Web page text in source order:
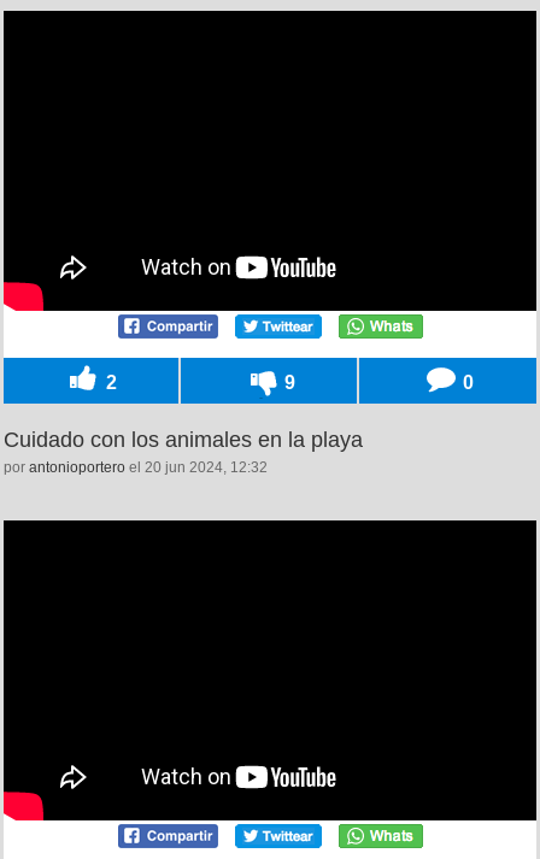
2 9 0
Cuidado con los animales en la playa
por antonioportero el 20 jun 2024, 12:32